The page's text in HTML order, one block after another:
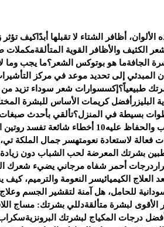
الألوان، أظافر الشتاء لا تقبلها أبدًاكيف تؤثر
الكثيف والأظافر القوية المتألقةمكملات
الجافةما هو بوتوكس الشعر؟ما يجب وما
إلى تحديد موعد في مركز
طبيعياً؟ إكسسوارات شعر سوداء تزيد من
أفضل كريمات الأساس للبشرة
بسيطة في المنزل؟تألقي بأحدث
والحفاظ عليه10 أخطاء شائعة تفسد روتين العناية بالبشرة
فعالة لاستعادة نعومتهسر جمال الملكة
بشرتك المعرضة لحب الشباب دون زيادة
درجات أحمر شفاه مرجاني يضيء شعرك
الكيميائيسر النعومة والترميم، كيف
للحامل، هل آمنة لتقشير الجسم
الأقوى لبشرة متألقةدللي بشرتك: مساج
درجات المكياج لبشرتك البرونزيةسكراب